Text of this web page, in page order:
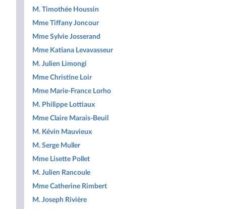
M. Timothée Houssin
Mme Tiffany Joncour
Mme Sylvie Josserand
Mme Katiana Levavasseur
M. Julien Limongi
Mme Christine Loir
Mme Marie-France Lorho
M. Philippe Lottiaux
Mme Claire Marais-Beuil
M. Kévin Mauvieux
M. Serge Muller
Mme Lisette Pollet
M. Julien Rancoule
Mme Catherine Rimbert
M. Joseph Rivière